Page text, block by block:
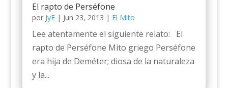
El rapto de Perséfone
por JyE| Jun 23, 2013 | El Mito
Lee atentamente el siguiente relato: El
rapto de Perséfone Mito griego Perséfone
era hija de Deméter; diosa de la naturaleza
y la...